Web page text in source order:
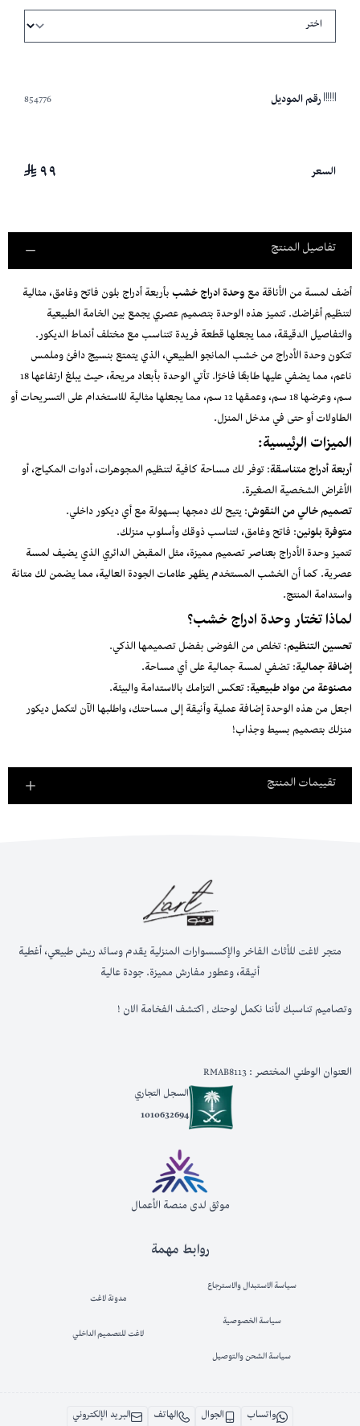
رقم الموديل 854776
السعر ٩٩
تفاصيل المنتج
أضف لمسة من الأناقة مع وحدة ادراج خشببأربعة أدراج بلون فاتح وغامق، مثالية
لتنظيم أغراضك. تتميز هذه الوحدة بتصميم عصري يجمع بين الخامة الطبيعية
والتفاصيل الدقيقة، مما يجعلها قطعة فريدة تتناسب مع مختلف أنماط الديكور.
تتكون وحدة الأدراج من خشب المانجو الطبيعي، الذي يتمتع بنسيج دافئ وملمس
ناعم، مما يضفي عليها طابعًا فاخرًا. تأتي الوحدة بأبعاد مريحة، حيث يبلغ ارتفاعها 18
سم، وعرضها 18 سم، وعمقها 12 سم، مما يجعلها مثالية للاستخدام على التسريحات أو
الطاولات أو حتى في مدخل المنزل.
الميزات الرئيسية:
أربعة أدراج متناسقة: توفر لك مساحة كافية لتنظيم المجوهرات، أدوات المكياج، أو
الأغراض الشخصية الصغيرة.
تصميم خالي من النقوش: يتيح لك دمجها بسهولة مع أي ديكور داخلي.
متوفرة بلونين: فاتح وغامق، لتناسب ذوقك وأسلوب منزلك.
تتميز وحدة الأدراج بعناصر تصميم مميزة، مثل المقبض الدائري الذي يضيف لمسة
عصرية. كما أن الخشب المستخدم يظهر علامات الجودة العالية، مما يضمن لك متانة
واستدامة المنتج.
لماذا تختار وحدة ادراج خشب؟
تحسين التنظيم: تخلص من الفوضى بفضل تصميمها الذكي.
إضافة جمالية: تضفي لمسة جمالية على أي مساحة.
مصنوعة من مواد طبيعية: تعكس التزامك بالاستدامة والبيئة.
اجعل من هذه الوحدة إضافة عملية وأنيقة إلى مساحتك، واطلبها الآن لتكمل ديكور
منزلك بتصميم بسيط وجذاب!
تقييمات المنتج
روابط مهمة
سياسة الاستبدال والاسترجاع
سياسة الخصوصية
سياسة الشحن والتوصيل
مدونة لاغت
لاغت للتصميم الداخلي
متجر لاغت للأثاث الفاخر والإكسسوارات المنزلية يقدم وسائد ريش طبيعي، أغطية
أنيقة، وعطور مفارش مميزة. جودة عالية
وتصاميم تناسبك لأننا نكمل لوحتك , اكتشف الفخامة الان !
العنوان الوطني المختصر : RMAB8113
السجل التجاري
1010632694
موثق لدى منصة الأعمال
واتساب الجوال الهاتف البريد الإلكتروني